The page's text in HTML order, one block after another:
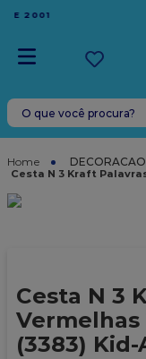
EM
ESPÍRITO SANTO
O que você
DECORACAO
Cesta N 3 Kraft
Cesta N 3
Vermelhas
(3383)
TERMOS MAIS
leite condensado
6
7º
vabene